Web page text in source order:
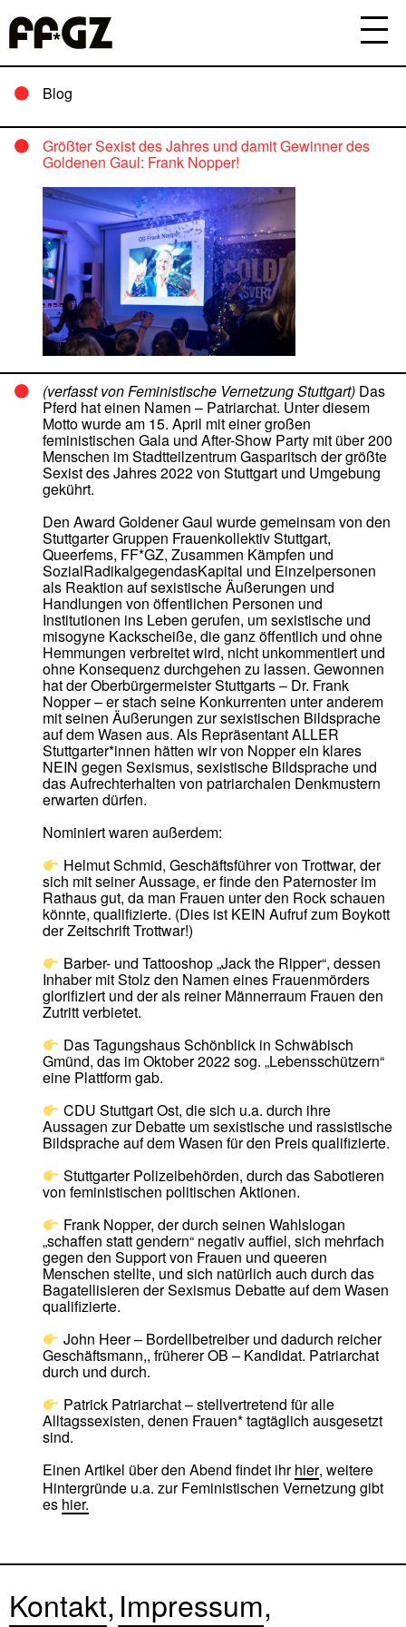
Blog
Größter Sexist des Jahres und damit Gewinner des
Goldenen Gaul: Frank Nopper!
(verfasst von Feministische Vernetzung Stuttgart) Das
Pferd hat einen Namen – Patriarchat. Unter diesem
Motto wurde am 15. April mit einer großen
feministischen Gala und After-Show Party mit über 200
Menschen im Stadtteilzentrum Gasparitsch der größte
Sexist des Jahres 2022 von Stuttgart und Umgebung
gekührt.
Den Award Goldener Gaul wurde gemeinsam von den
Stuttgarter Gruppen Frauenkollektiv Stuttgart,
Queerfems, FF*GZ, Zusammen Kämpfen und
SozialRadikalgegendasKapital und Einzelpersonen
als Reaktion auf sexistische Äußerungen und
Handlungen von öffentlichen Personen und
Institutionen ins Leben gerufen, um sexistische und
misogyne Kackscheiße, die ganz öffentlich und ohne
Hemmungen verbreitet wird, nicht unkommentiert und
ohne Konsequenz durchgehen zu lassen. Gewonnen
hat der Oberbürgermeister Stuttgarts – Dr. Frank
Nopper – er stach seine Konkurrenten unter anderem
mit seinen Äußerungen zur sexistischen Bildsprache
auf dem Wasen aus. Als Repräsentant ALLER
Stuttgarter*innen hätten wir von Nopper ein klares
NEIN gegen Sexismus, sexistische Bildsprache und
das Aufrechterhalten von patriarchalen Denkmustern
erwarten dürfen.
Nominiert waren außerdem:
Helmut Schmid, Geschäftsführer von Trottwar, der
sich mit seiner Aussage, er finde den Paternoster im
Rathaus gut, da man Frauen unter den Rock schauen
könnte, qualifizierte. (Dies ist KEIN Aufruf zum Boykott
der Zeitschrift Trottwar!)
Barber- und Tattooshop „Jack the Ripper“, dessen
Inhaber mit Stolz den Namen eines Frauenmörders
glorifiziert und der als reiner Männerraum Frauen den
Zutritt verbietet.
Das Tagungshaus Schönblick in Schwäbisch
Gmünd, das im Oktober 2022 sog. „Lebensschützern“
eine Plattform gab.
CDU Stuttgart Ost, die sich u.a. durch ihre
Aussagen zur Debatte um sexistische und rassistische
Bildsprache auf dem Wasen für den Preis qualifizierte.
Stuttgarter Polizeibehörden, durch das Sabotieren
von feministischen politischen Aktionen.
Frank Nopper, der durch seinen Wahlslogan
„schaffen statt gendern“ negativ auffiel, sich mehrfach
gegen den Support von Frauen und queeren
Menschen stellte, und sich natürlich auch durch das
Bagatellisieren der Sexismus Debatte auf dem Wasen
qualifizierte.
John Heer – Bordellbetreiber und dadurch reicher
Geschäftsmann,, früherer OB – Kandidat. Patriarchat
durch und durch.
Patrick Patriarchat – stellvertretend für alle
Alltagssexisten, denen Frauen* tagtäglich ausgesetzt
sind.
Einen Artikel über den Abend findet ihrhier, weitere
Hintergründe u.a. zur Feministischen Vernetzung gibt
es hier.
Kontakt Impressum